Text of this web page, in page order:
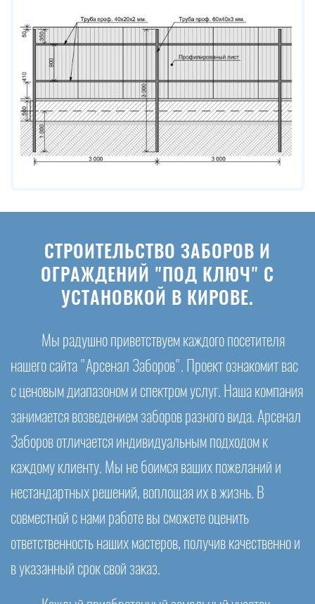
СТРОИТЕЛЬСТВО ЗАБОРОВ И
ОГРАЖДЕНИЙ "ПОД КЛЮЧ" С
УСТАНОВКОЙ В КИРОВЕ.
Мы радушно приветствуем каждого посетителя
нашего сайта "Арсенал Заборов". Проект ознакомит вас
с ценовым диапазоном и спектром услуг. Наша компания
занимается возведением заборов разного вида. Арсенал
Заборов отличается индивидуальным подходом к
каждому клиенту. Мы не боимся ваших пожеланий и
нестандартных решений, воплощая их в жизнь. В
совместной с нами работе вы сможете оценить
ответственность наших мастеров, получив качественно и
в указанный срок свой заказ.